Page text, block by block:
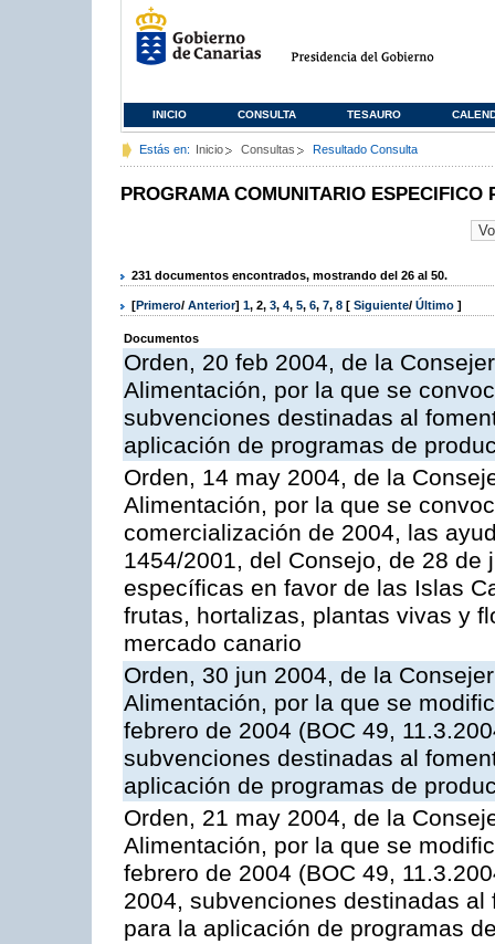
INICIO CONSULTA TESAURO
Estás en: Inicio Consultas Resultado Consulta
PROGRAMA COMUNITARIO ESPECIFICO
231 documentos encontrados, mostrando del 26 al 50.
[Primero/ Anterior] 1, 2, 3, 4, 5, 6, 7, 8 [ Siguiente/ Último ]
Documentos
Orden, 20 feb 2004, de la
Alimentación, por la que se
subvenciones destinadas al
aplicación de programas de
Orden, 14 may 2004, de la
Alimentación, por la que se
comercialización de 2004, las
1454/2001, del Consejo, de 28 de
específicas en favor de las Islas
frutas, hortalizas, plantas vivas y
mercado canario
Orden, 30 jun 2004, de la
Alimentación, por la que se
febrero de 2004 (BOC 49,
subvenciones destinadas al
aplicación de programas de
Orden, 21 may 2004, de la
Alimentación, por la que se
febrero de 2004 (BOC 49,
2004, subvenciones destinadas
para la aplicación de programas